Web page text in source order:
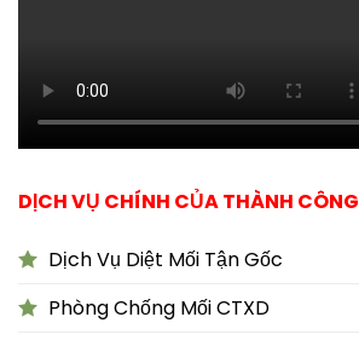
DỊCH VỤ CHÍNH CỦA THÀNH CÔNG
Dịch Vụ Diệt Mối Tận Gốc
Phòng Chống Mối CTXD